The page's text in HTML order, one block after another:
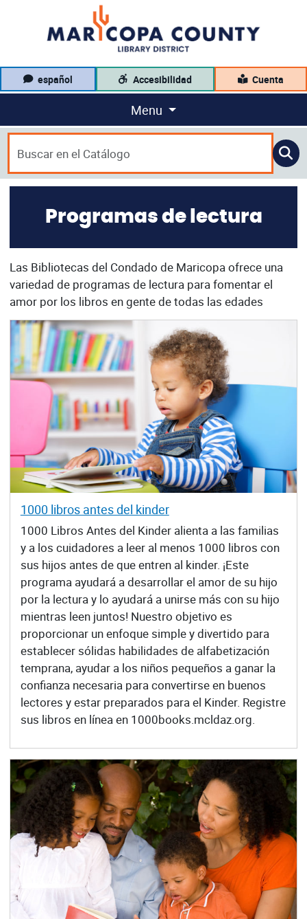
español Accesibilidad Cuenta
Menu
Programas de lectura
Las Bibliotecas del Condado de Maricopa ofrece una
variedad de programas de lectura para fomentar el
amor por los libros en gente de todas las edades
1000 libros antes del kinder
1000 Libros Antes del Kinder alienta a las familias
y a los cuidadores a leer al menos 1000 libros con
sus hijos antes de que entren al kinder. ¡Este
programa ayudará a desarrollar el amor de su hijo
por la lectura y lo ayudará a unirse más con su hijo
mientras leen juntos! Nuestro objetivo es
proporcionar un enfoque simple y divertido para
establecer sólidas habilidades de alfabetización
temprana, ayudar a los niños pequeños a ganar la
confianza necesaria para convertirse en buenos
lectores y estar preparados para el Kinder. Registre
sus libros en línea en 1000books.mcldaz.org.